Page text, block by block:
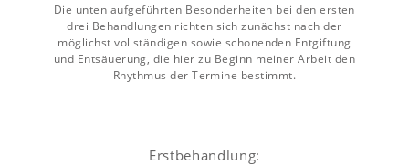
Die unten aufgeführten Besonderheiten bei den ersten
drei Behandlungen richten sich zunächst nach der
möglichst vollständigen sowie schonenden Entgiftung
und Entsäuerung, die hier zu Beginn meiner Arbeit den
Rhythmus der Termine bestimmt.
Erstbehandlung: